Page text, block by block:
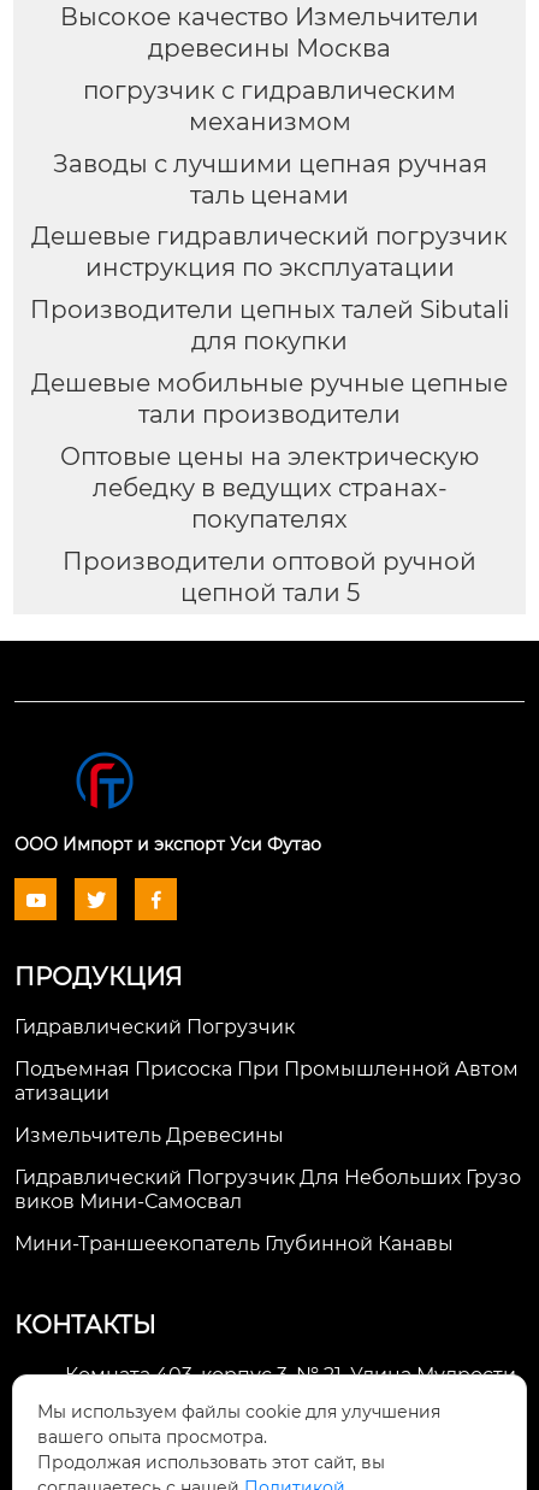
Высокое качество Измельчители
древесины Москва
погрузчик с гидравлическим
механизмом
Заводы с лучшими цепная ручная
таль ценами
Дешевые гидравлический погрузчик
инструкция по эксплуатации
Производители цепных талей Sibutali
для покупки
Дешевые мобильные ручные цепные
тали производители
Оптовые цены на электрическую
лебедку в ведущих странах-
покупателях
Производители оптовой ручной
цепной тали 5
ООО Импорт и экспорт Уси Футао
  
ПРОДУКЦИЯ
Гидравлический Погрузчик
Подъемная Присоска При Промышленной Автом
Атизации
Измельчитель Древесины
Гидравлический Погрузчик Для Небольших Грузо
Виков Мини-Самосвал
Мини-Траншеекопатель Глубинной Канавы
КОНТАКТЫ
Комната 403, корпус 3, № 21, Улица Мудрости,
Зона экономического развития Хуэйшань,
город Уси
li@futaogroup.com
Мы используем файлы cookie для улучшения
вашего опыта просмотра.
Продолжая использовать этот сайт, вы